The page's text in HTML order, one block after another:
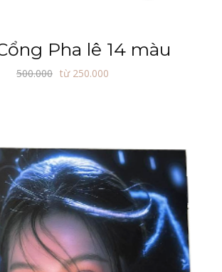
Pha lê 14 màu
500.000 từ 250.000